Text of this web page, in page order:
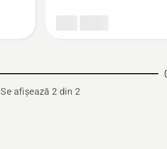
Se afișează 2 din 2